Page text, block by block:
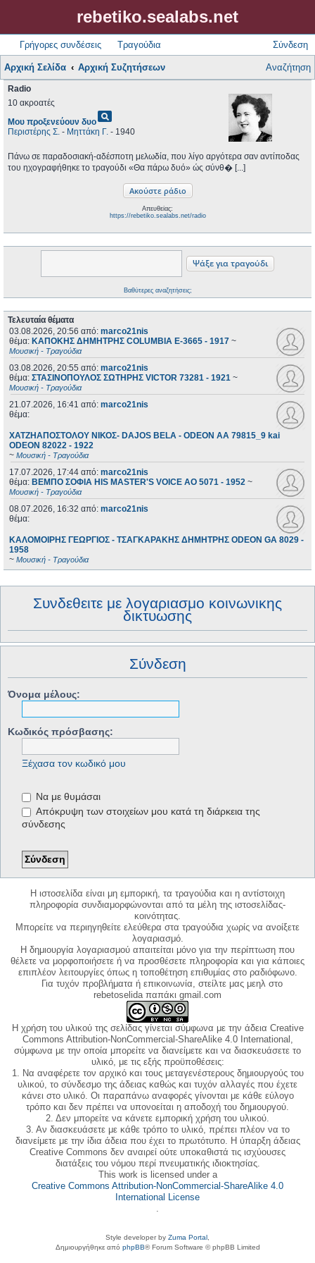
rebetiko.sealabs.net
Γρήγορες συνδέσεις Τραγούδια Σύνδεση
Αρχική Σελίδα Αρχική Συζητήσεων Αναζήτηση
Radio
10 ακροατές
Μου προξενεύουν δυοpageview
Περιστέρης Σ. - Μηττάκη Γ. - 1940
Πάνω σε παραδοσιακή-αδέσποτη μελωδία, που λίγο αργότερα σαν αντίποδας
του ηχογραφήθηκε το τραγούδι «Θα πάρω δυό» ώς σύνθ� [...]
Απευθείας:
https://rebetiko.sealabs.net/radio
Βαθύτερες αναζητήσεις;
Τελευταία θέματα
03.08.2026, 20:56 από: marco21nis
θέμα: ΚΑΠΟΚΗΣ ΔΗΜΗΤΡΗΣ COLUMBIA E-3665 - 1917 ~
Μουσική - Τραγούδια
03.08.2026, 20:55 από: marco21nis
θέμα: ΣΤΑΣΙΝΟΠΟΥΛΟΣ ΣΩΤΗΡΗΣ VICTOR 73281 - 1921 ~
Μουσική - Τραγούδια
21.07.2026, 16:41 από: marco21nis
θέμα:
ΧΑΤΖΗΑΠΟΣΤΟΛΟΥ ΝΙΚΟΣ- DAJOS BELA - ODEON AA 79815_9 kai
ODEON 82022 - 1922
~ Μουσική - Τραγούδια
17.07.2026, 17:44 από: marco21nis
θέμα: ΒΕΜΠΟ ΣΟΦΙΑ HIS MASTER'S VOICE AO 5071 - 1952 ~
Μουσική - Τραγούδια
08.07.2026, 16:32 από: marco21nis
θέμα:
ΚΑΛΟΜΟΙΡΗΣ ΓΕΩΡΓΙΟΣ - ΤΣΑΓΚΑΡΑΚΗΣ ΔΗΜΗΤΡΗΣ ODEON GA 8029 -
1958
~ Μουσική - Τραγούδια
Συνδεθειτε με λογαριασμο κοινωνικης
δικτυωσης
Σύνδεση
Όνομα μέλους:
Κωδικός πρόσβασης:
Ξέχασα τον κωδικό μου
Να με θυμάσαι
Απόκρυψη των στοιχείων μου κατά τη διάρκεια της
σύνδεσης
Η ιστοσελίδα είναι μη εμπορική, τα τραγούδια και η αντίστοιχη
πληροφορία συνδιαμορφώνονται από τα μέλη της ιστοσελίδας-
κοινότητας.
Μπορείτε να περιηγηθείτε ελεύθερα στα τραγούδια χωρίς να ανοίξετε
λογαριασμό.
Η δημιουργία λογαριασμού απαιτείται μόνο για την περίπτωση που
θέλετε να μορφοποιήσετε ή να προσθέσετε πληροφορία και για κάποιες
επιπλέον λειτουργίες όπως η τοποθέτηση επιθυμίας στο ραδιόφωνο.
Για τυχόν προβλήματα ή επικοινωνία, στείλτε μας μεηλ στο
rebetoselida παπάκι gmail.com
Η χρήση του υλικού της σελίδας γίνεται σύμφωνα με την άδεια Creative
Commons Attribution-NonCommercial-ShareAlike 4.0 International,
σύμφωνα με την οποία μπορείτε να διανείμετε και να διασκευάσετε το
υλικό, με τις εξής προϋποθέσεις:
1. Να αναφέρετε τον αρχικό και τους μεταγενέστερους δημιουργούς του
υλικού, το σύνδεσμο της άδειας καθώς και τυχόν αλλαγές που έχετε
κάνει στο υλικό. Οι παραπάνω αναφορές γίνονται με κάθε εύλογο
τρόπο και δεν πρέπει να υπονοείται η αποδοχή του δημιουργού.
2. Δεν μπορείτε να κάνετε εμπορική χρήση του υλικού.
3. Αν διασκευάσετε με κάθε τρόπο το υλικό, πρέπει πλέον να το
διανείμετε με την ίδια άδεια που έχει το πρωτότυπο. Η ύπαρξη άδειας
Creative Commons δεν αναιρεί ούτε υποκαθιστά τις ισχύουσες
διατάξεις του νόμου περί πνευματικής ιδιοκτησίας.
This work is licensed under a
Creative Commons Attribution-NonCommercial-ShareAlike 4.0
International License
.
Style developer by Zuma Portal
Δημιουργήθηκε από phpBB® Forum Software © phpBB Limited